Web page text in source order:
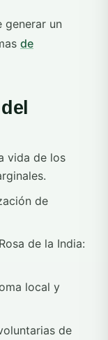
generar un
de
vida de los
de
de la India:
local y
de